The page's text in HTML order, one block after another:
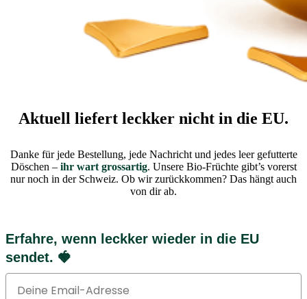
Aktuell liefert leckker nicht in die EU.
Danke für jede Bestellung, jede Nachricht und jedes leer gefutterte
Döschen – ihr wart grossartig. Unsere Bio-Früchte gibt’s vorerst
nur noch in der Schweiz. Ob wir zurückkommen? Das hängt auch
von dir ab.
Erfahre, wenn leckker wieder in die EU
sendet. 🍓